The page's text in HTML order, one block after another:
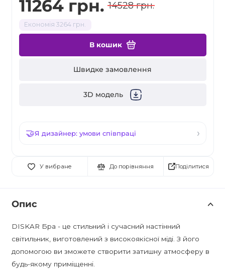
11264 грн. 14528 грн.
Економія 3264 грн.
В кошик
Швидке замовлення
3D модель
Я дизайнер: умови співпраці
У вибране До порівняння Поділитися
Опис
DISKAR Бра - це стильний і сучасний настінний
світильник, виготовлений з високоякісної міді. З його
допомогою ви зможете створити затишну атмосферу в
будь-якому приміщенні.